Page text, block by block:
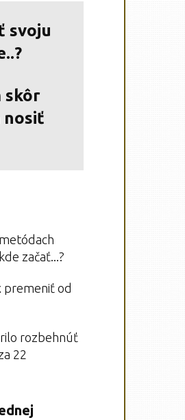
svoju
skôr
nosiť
začať...?
premeniť od
rozbehnúť
22